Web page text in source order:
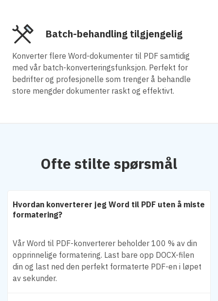
Batch-behandling tilgjengelig
Konverter flere Word-dokumenter til PDF samtidig
med vår batch-konverteringsfunksjon. Perfekt for
bedrifter og profesjonelle som trenger å behandle
store mengder dokumenter raskt og effektivt.
Ofte stilte spørsmål
Hvordan konverterer jeg Word til PDF uten å miste
formatering?
Vår Word til PDF-konverterer beholder 100 % av din
opprinnelige formatering. Last bare opp DOCX-filen
din og last ned den perfekt formaterte PDF-en i løpet
av sekunder.